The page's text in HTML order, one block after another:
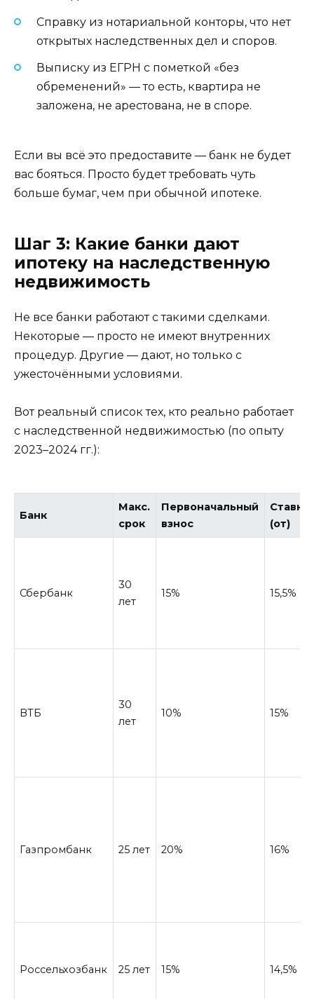
Справку из нотариальной конторы, что нет
открытых наследственных дел и споров.
Выписку из ЕГРН с пометкой «без
обременений» — то есть, квартира не
заложена, не арестована, не в споре.
Если вы всё это предоставите — банк не будет
вас бояться. Просто будет требовать чуть
больше бумаг, чем при обычной ипотеке.
Шаг 3: Какие банки дают
ипотеку на наследственную
недвижимость
Не все банки работают с такими сделками.
Некоторые — просто не имеют внутренних
процедур. Другие — дают, но только с
ужесточёнными условиями.
Вот реальный список тех, кто реально работает
с наследственной недвижимостью (по опыту
2023–2024 гг.):
Банк
Макс.
срок
Первоначальный
взнос
Ставка
(от)
Сбербанк
30
лет
15% 15,5%
ВТБ
30
лет
10% 15%
Газпромбанк 25 лет 20% 16%
Россельхозбанк 25 лет 15% 14,5%